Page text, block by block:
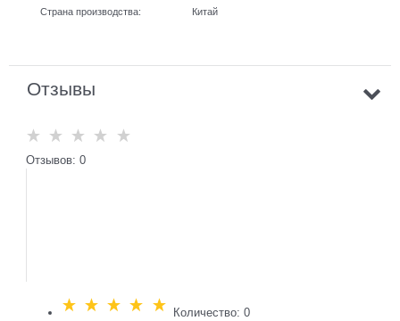
Страна производства: Китай
Отзывы
Отзывов: 0
Количество: 0